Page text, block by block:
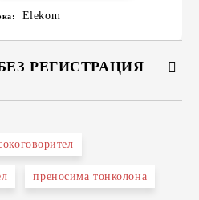
Elekom
РЕГИСТРАЦИЯ
за лични данни
преносима тонколона